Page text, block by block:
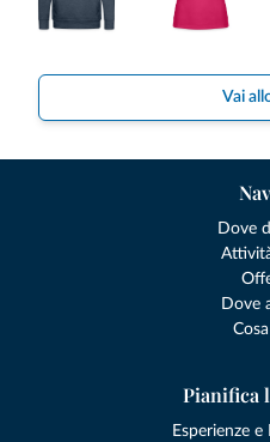
Vai
Dove
Dove
Pianifica
Esperienze